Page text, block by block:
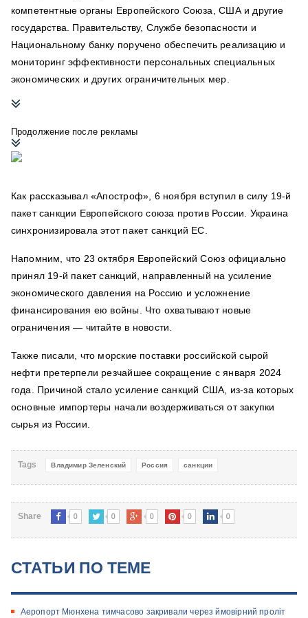
компетентные органы Европейского Союза, США и другие
государства. Правительству, Службе безопасности и
Национальному банку поручено обеспечить реализацию и
мониторинг эффективности персональных специальных
экономических и других ограничительных мер.
Продолжение после рекламы
Как рассказывал «Апостроф», 6 ноября вступил в силу 19-й
пакет санкции Европейского союза против России. Украина
синхронизировала этот пакет санкций ЕС.
Напомним, что 23 октября Европейский Союз официально
принял 19-й пакет санкций, направленный на усиление
экономического давления на Россию и усложнение
финансирования ею войны. Что охватывают новые
ограничения — читайте в новости.
Также писали, что морские поставки российской сырой
нефти претерпели резчайшее сокращение с января 2024
года. Причиной стало усиление санкций США, из-за которых
основные импортеры начали воздерживаться от закупки
сырья из России.
Tags Владимир Зеленский Россия санкции
Share 0 0 0 0 0
СТАТЬИ ПО ТЕМЕ
Аеропорт Мюнхена тимчасово закривали через ймовірний проліт